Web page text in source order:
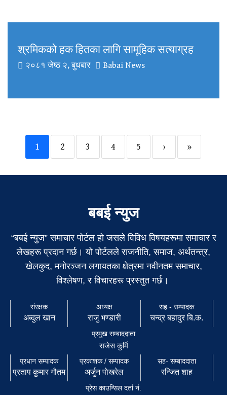
श्रमिकको हक हितका लागि सामूहिक सत्याग्रह
२०८१ जेष्ठ २, बुधबार Babai News
1 2 3 4 5 › »
बबई न्युज
“बबई न्युज” समाचार पोर्टल हो जसले विविध विषयहरूमा समाचार र
लेखहरू प्रदान गर्छ। यो पोर्टलले राजनीति, समाज, अर्थतन्त्र,
खेलकुद, मनोरञ्जन लगायतका क्षेत्रमा नवीनतम समाचार,
विश्लेषण, र विचारहरू प्रस्तुत गर्छ।
संरक्षक
अब्दुल खान
अध्यक्ष
राजु भण्डारी
सह - सम्पादक
चन्द्र बहादुर बि.क.
प्रमुख सम्बाददाता
राजेस कुर्मि
प्रधान सम्पादक
प्रताप कुमार गौतम
प्रकाशक / सम्पादक
अर्जुन पाेखरेल
सह- सम्बाददाता
रन्जित शाह
प्रेस काउन्सिल दर्ता नं.